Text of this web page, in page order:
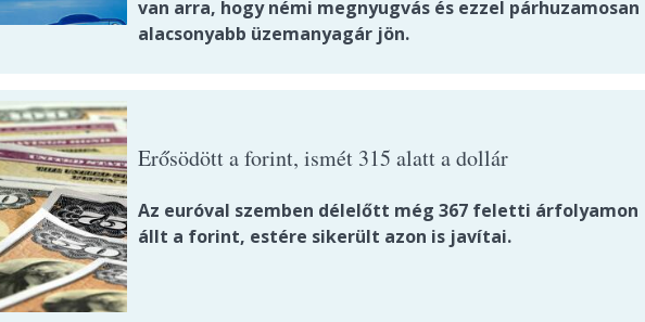
van arra, hogy némi megnyugvás és ezzel párhuzamosan
alacsonyabb üzemanyagár jön.
Erősödött a forint, ismét 315 alatt a dollár
Az euróval szemben délelőtt még 367 feletti árfolyamon
állt a forint, estére sikerült azon is javítai.